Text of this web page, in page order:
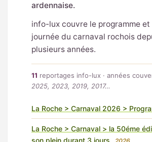
ardennaise.
info-lux couvre le programme et
journée du carnaval rochois
plusieurs années.
11 reportages info-lux · années
2025, 2023, 2019, 2017…
La Roche > Carnaval 2026 >
La Roche > Carnaval > la 50éme